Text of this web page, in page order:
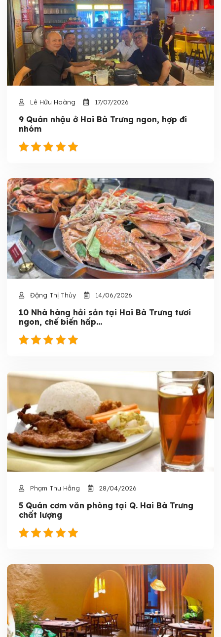
Lê Hữu Hoàng 17/07/2026
9 Quán nhậu ở Hai Bà Trưng ngon, hợp đi
nhóm
Đặng Thị Thủy 14/06/2026
10 Nhà hàng hải sản tại Hai Bà Trưng tươi
ngon, chế biến hấp...
Phạm Thu Hằng 28/04/2026
5 Quán cơm văn phòng tại Q. Hai Bà Trưng
chất lượng